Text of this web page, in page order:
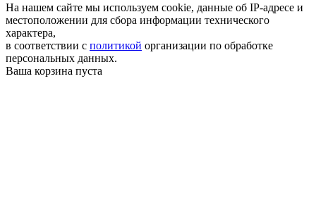
На нашем сайте мы используем cookie, данные об IP-адресе и
местоположении для сбора информации технического
характера,
в соответствии с политикой организации по обработке
персональных данных.
Ваша корзина пуста